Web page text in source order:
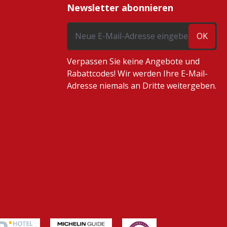
Newsletter abonnieren
OK
Verpassen Sie keine Angebote und
Rabattcodes! Wir werden Ihre E-Mail-
Adresse niemals an Dritte weitergeben.